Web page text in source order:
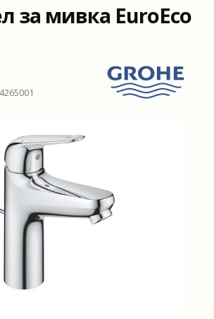
за мивка EuroEco